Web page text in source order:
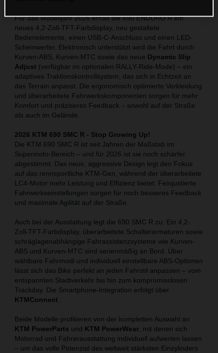
Für das Modelljahr 2026 erhält die 690 ENDURO R ein
neues 4,2-Zoll-TFT-Farbdisplay, neu gestaltete
Bedienelemente, einen USB-C-Anschluss und einen LED-
Scheinwerfer. Elektronisch unterstützt wird die Fahrt durch
Kurven-ABS, Kurven-MTC sowie das neue Dynamic Slip
Adjust (verfügbar im optionalen RALLY-Ride-Mode) – ein
adaptives Traktionskontrollsystem, das sich in Echtzeit an
das Terrain anpasst. Die ergonomisch optimierte Verkleidung
und überarbeitete Fahrwerkskomponenten sorgen für mehr
Komfort und präziseres Feedback – sowohl auf der Straße
als auch im Gelände.
2026 KTM 690 SMC R - Stop Growing Up!
Die KTM 690 SMC R ist seit Jahren der Maßstab im
Supermoto-Bereich – und für 2026 ist sie noch schärfer
abgestimmt. Das neue, aggressive Design legt den Fokus
auf das rennsportliche KTM-Gen, während der überarbeitete
LC4-Motor mehr Leistung und Effizienz bietet. Feinjustierte
Fahrwerkseinstellungen sorgen für noch besseres Feedback
und maximale Agilität auf der Straße.
Auch bei der Ausstattung legt die 690 SMC R zu: Ein 4,2-
Zoll-TFT-Farbdisplay, überarbeitete Schalterarmaturen sowie
schräglagenabhängige Fahrassistenzsysteme wie Kurven-
ABS und Kurven-MTC sind serienmäßig an Bord. Über
wählbare Fahrmodi und individuell einstellbare ABS-Optionen
lässt sich das Bike perfekt an jeden Fahrstil anpassen – vom
entspannten Stadtverkehr bis hin zum kompromisslosen
Trackday. Die Smartphone-Integration erfolgt über
KTMConnect
Beide Modelle profitieren von der kompletten Auswahl an
KTM PowerParts und KTM PowerWear , mit denen sich
Motorrad und Fahrerausstattung individuell aufwerten lassen
– um das volle Potenzial des weltweit stärksten Einzylinders